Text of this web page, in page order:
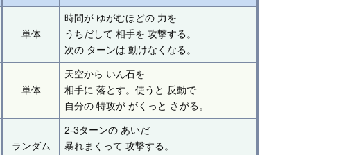
単体
時間が ゆがむほどの 力を
うちだして 相手を 攻撃する。
次の ターンは 動けなくなる。
単体
天空から いん石を
相手に 落とす。使うと 反動で
自分の 特攻が がくっと さがる。
ランダム
2-3ターンの あいだ
暴れまくって 攻撃する。